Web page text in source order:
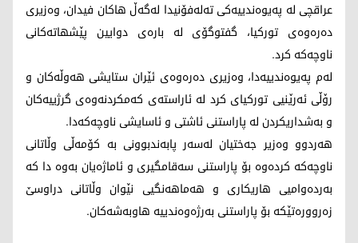
عراقچی لە پەیوەندییەکی تەلەفۆنیدا لەگەڵ هاکان فیدان، وەزیری
دەرەوەی تورکیا، گفتوگۆی لە بارەی دوایین پێشهاتەکانی
ناوچەکە کرد.
لەم پەیوەندییەدا، وەزیری دەرەوەی ئێران ستایشی هەوڵەکان و
رۆڵی ئەرێنیی تورکیای کرد لە ئاراستەی کەمکردنەوەی گرژییەکان
و بەشداریکردن لە پاراستنی ئاشتی و ئاسایشی ناوچەکەدا.
هەردوو وەزیر جەختیان لەسەر پابەندبوونی بە کۆمەڵی وڵاتانی
ناوچەکە کردەوە بۆ پاراستنی سەقامگیری و ئاماژەیان بەوە دا کە
بەردەوامیی هاریکاری و هەماهەنگیی نێوان وڵاتانی دراوسێ
زەروورەتێکە بۆ پاراستنی بەرژەوەندییە هاوبەشەکان.